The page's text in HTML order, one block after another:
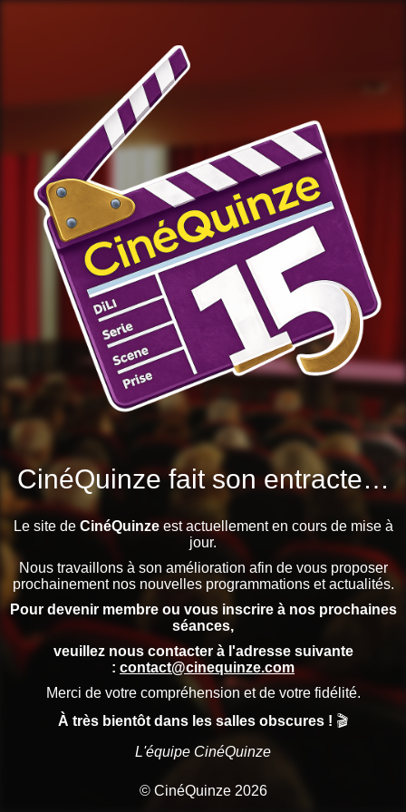
CinéQuinze fait son entracte…
Le site de CinéQuinzeest actuellement en cours de mise à
jour.
Nous travaillons à son amélioration afin de vous proposer
prochainement nos nouvelles programmations et actualités.
Pour devenir membre ou vous inscrire à nos prochaines
séances,
veuillez nous contacter à l'adresse suivante
: contact@cinequinze.com
Merci de votre compréhension et de votre fidélité.
À très bientôt dans les salles obscures ! 🎬
L'équipe CinéQuinze
© CinéQuinze 2026